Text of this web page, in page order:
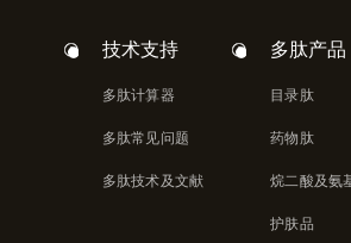
技术支持
多肽计算器
多肽常见问题
多肽技术及文献
多肽产品
目录肽
药物肽
烷二酸及氨
护肤品